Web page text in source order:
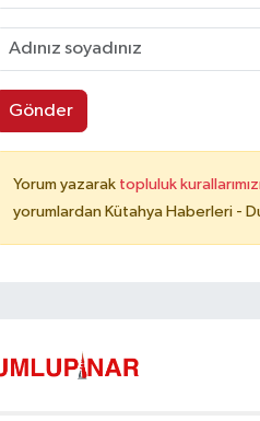
Gönder
Yorum yazarak topluluk
yorumlardan Kütahya Haberleri -